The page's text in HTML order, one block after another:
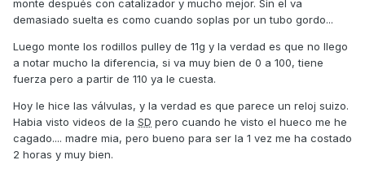
monte después con catalizador y mucho mejor. Sin el va
demasiado suelta es como cuando soplas por un tubo gordo...
Luego monte los rodillos pulley de 11g y la verdad es que no llego
a notar mucho la diferencia, si va muy bien de 0 a 100, tiene
fuerza pero a partir de 110 ya le cuesta.
Hoy le hice las válvulas, y la verdad es que parece un reloj suizo.
Habia visto videos de la SD pero cuando he visto el hueco me he
cagado.... madre mia, pero bueno para ser la 1 vez me ha costado
2 horas y muy bien.